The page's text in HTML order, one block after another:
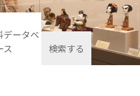
データベ
ス
検索する